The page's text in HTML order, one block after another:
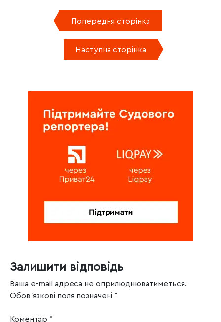
Попередня сторінка
Наступна сторінка
Залишити відповідь
Ваша e-mail адреса не оприлюднюватиметься.
Обов’язкові поля позначені *
Коментар *